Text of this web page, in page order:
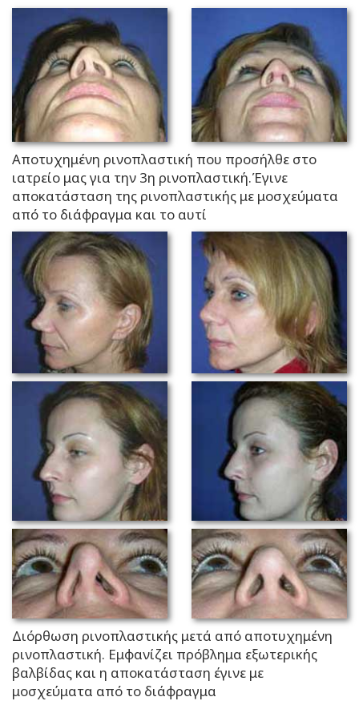
Αποτυχημένη ρινοπλαστική που προσήλθε στο
ιατρείο μας για την 3η ρινοπλαστική.Έγινε
αποκατάσταση της ρινοπλαστικής με μοσχεύματα
από το διάφραγμα και το αυτί
Διόρθωση ρινοπλαστικής μετά από αποτυχημένη
ρινοπλαστική. Εμφανίζει πρόβλημα εξωτερικής
βαλβίδας και η αποκατάσταση έγινε με
μοσχεύματα από το διάφραγμα